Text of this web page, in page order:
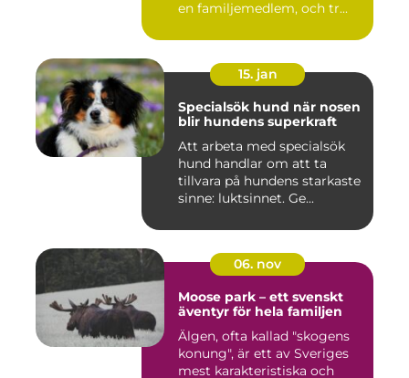
en familjemedlem, och tr...
15. jan
Specialsök hund när nosen
blir hundens superkraft
Att arbeta med specialsök
hund handlar om att ta
tillvara på hundens starkaste
sinne: luktsinnet. Ge...
06. nov
Moose park – ett svenskt
äventyr för hela familjen
Älgen, ofta kallad "skogens
konung", är ett av Sveriges
mest karakteristiska och